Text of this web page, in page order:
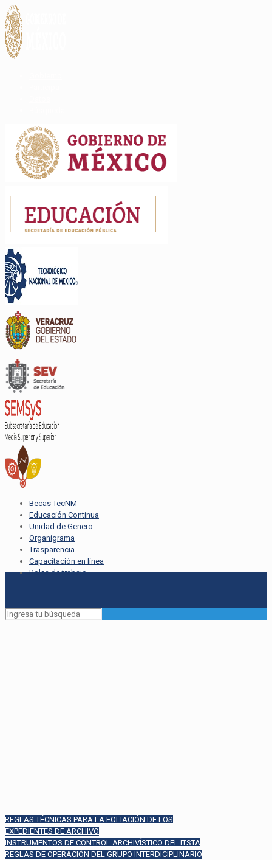
Becas TecNM
Educación Continua
Unidad de Genero
Organigrama
Trasparencia
Capacitación en línea
Bolsa de trabajo
REGLAS TÉCNICAS PARA LA FOLIACIÓN DE LOS
EXPEDIENTES DE ARCHIVO
INSTRUMENTOS DE CONTROL ARCHIVÍSTICO DEL ITSTA
REGLAS DE OPERACIÓN DEL GRUPO INTERDICIPLINARIO